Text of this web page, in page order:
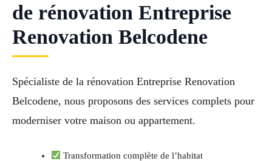
de rénovation Entreprise
Renovation Belcodene
Spécialiste de la rénovation Entreprise Renovation
Belcodene, nous proposons des services complets pour
moderniser votre maison ou appartement.
Transformation complète de l’habitat